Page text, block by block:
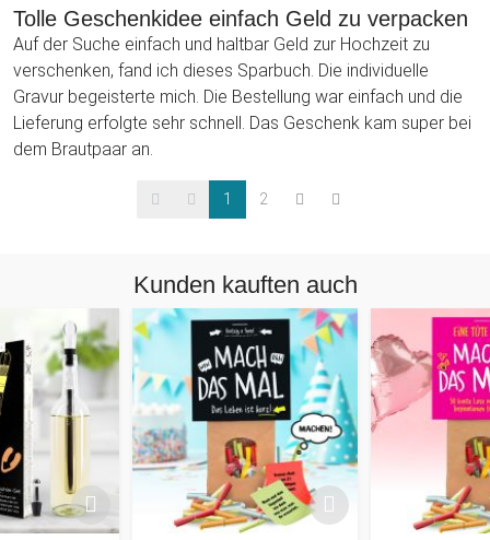
Tolle Geschenkidee einfach Geld zu verpacken
Auf der Suche einfach und haltbar Geld zur Hochzeit zu
verschenken, fand ich dieses Sparbuch. Die individuelle
Gravur begeisterte mich. Die Bestellung war einfach und die
Lieferung erfolgte sehr schnell. Das Geschenk kam super bei
dem Brautpaar an.
1 2
Kunden kauften auch